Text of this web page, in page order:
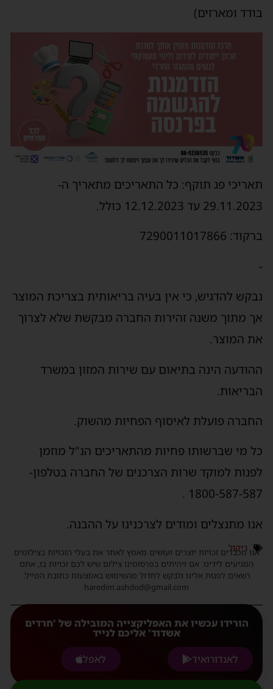
בודד ומארזים)
תאריכי פג תוקף: כל התאריכים מתאריך ה-
29.11.2023 עד 12.12.2023 כולל.
ברקוד: 7290011017866
-
נבקש להדגיש, כי אין בעיה בריאותית בצריכת המוצר
אך מתוך משנה זהירות החברה מבקשת שלא לצרוך
את המוצר.
ההודעה הינה בתיאום עם שירות המזון במשרד
הבריאות.
החברה פועלת לאיסוף הפחיות מהשוק.
כל מי שברשותו פחיות מהתאריכים הנ"ל מוזמן
לפנות למוקד שרות הצרכנים של החברה בטלפון-
1800-587-587 .
אנו מתנצלים ומודים לצרכנינו על ההבנה.
ריקול
אנו מכבדים זכויות יוצרים ועושים מאמץ לאתר את בעלי הזכויות בצילומים
המגיעים לידינו. אם זיהיתים בפרסומינו צילום שיש לכם זכויות בו, אתם
רשאים לפנות אלינו ולבקש לחדול מהשימוש באמצעות כתובת המייל:
haredim.ashdod@gmail.com
הורידו עכשיו את האפליקצייה המובילה של 'חרדים
אשדוד' אליכם לנייד
לאנדורואיד
לאפל